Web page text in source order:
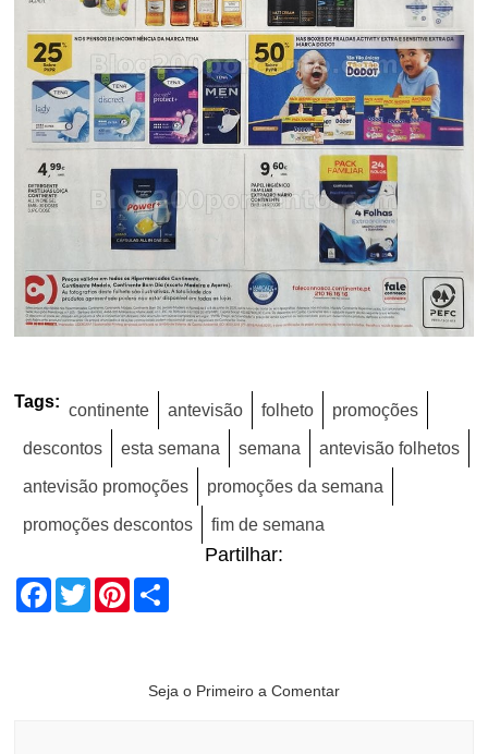
Tags: continente antevisão folheto promoções
descontos esta semana semana antevisão folhetos
antevisão promoções promoções da semana
promoções descontos fim de semana
Partilhar:
Facebook
TwitterPinterest
Seja o Primeiro a Comentar